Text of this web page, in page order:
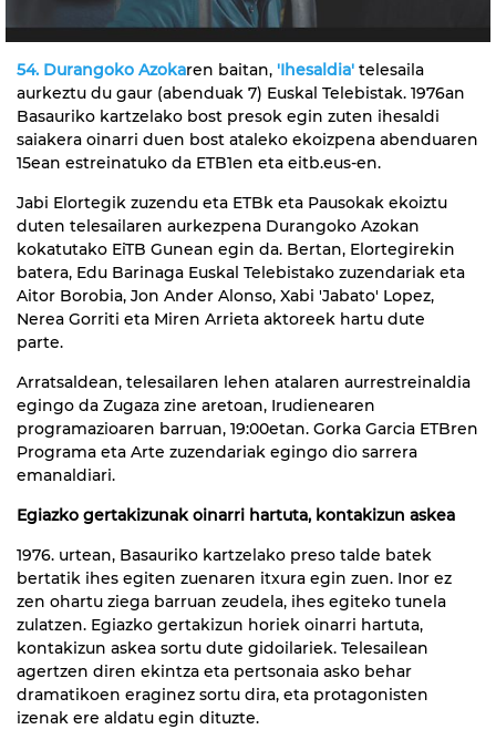
54. Durangoko Azokaren baitan, 'Ihesaldia' telesaila
aurkeztu du gaur (abenduak 7) Euskal Telebistak. 1976an
Basauriko kartzelako bost presok egin zuten ihesaldi
saiakera oinarri duen bost ataleko ekoizpena abenduaren
15ean estreinatuko da ETB1en eta eitb.eus-en.
Jabi Elortegik zuzendu eta ETBk eta Pausokak ekoiztu
duten telesailaren aurkezpena Durangoko Azokan
kokatutako EiTB Gunean egin da. Bertan, Elortegirekin
batera, Edu Barinaga Euskal Telebistako zuzendariak eta
Aitor Borobia, Jon Ander Alonso, Xabi 'Jabato' Lopez,
Nerea Gorriti eta Miren Arrieta aktoreek hartu dute
parte.
Arratsaldean, telesailaren lehen atalaren aurrestreinaldia
egingo da Zugaza zine aretoan, Irudienearen
programazioaren barruan, 19:00etan. Gorka Garcia ETBren
Programa eta Arte zuzendariak egingo dio sarrera
emanaldiari.
Egiazko gertakizunak oinarri hartuta, kontakizun askea
1976. urtean, Basauriko kartzelako preso talde batek
bertatik ihes egiten zuenaren itxura egin zuen. Inor ez
zen ohartu ziega barruan zeudela, ihes egiteko tunela
zulatzen. Egiazko gertakizun horiek oinarri hartuta,
kontakizun askea sortu dute gidoilariek. Telesailean
agertzen diren ekintza eta pertsonaia asko behar
dramatikoen eraginez sortu dira, eta protagonisten
izenak ere aldatu egin dituzte.